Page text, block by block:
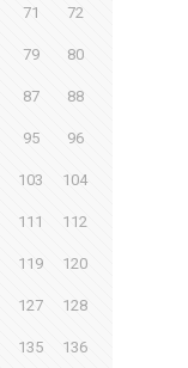
71 72
79 80
87 88
95 96
103 104
111 112
119 120
127 128
135 136